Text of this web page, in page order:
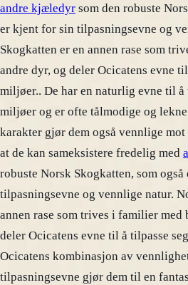
andre kjæledyr som den robuste
er kjent for sin tilpasningsevne og
Skogkatten er en annen rase som
andre dyr, og deler Ocicatens evne
miljøer.. De har en naturlig evne til
miljøer og er ofte tålmodige og
karakter gjør dem også vennlige
at de kan sameksistere fredelig med
robuste Norsk Skogkatten, som
tilpasningsevne og vennlige natur.
annen rase som trives i familier med
deler Ocicatens evne til å tilpasse
Ocicatens kombinasjon av
tilpasningsevne gjør dem til en